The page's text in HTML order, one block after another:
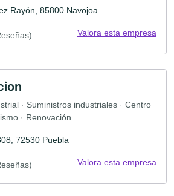
Rayón, 85800 Navojoa
Valora esta empresa
· Suministros industriales · Centro
· Renovación
72530 Puebla
Valora esta empresa